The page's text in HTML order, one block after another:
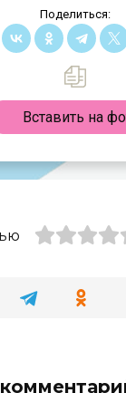
Поделиться:
Вставить на